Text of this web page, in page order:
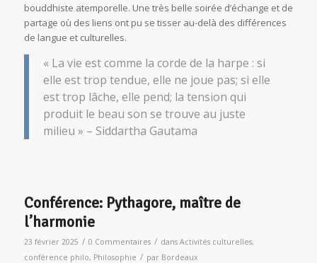
bouddhiste atemporelle. Une très belle soirée d’échange et de
partage où des liens ont pu se tisser au-delà des différences
de langue et culturelles.
« La vie est comme la corde de la harpe : si
elle est trop tendue, elle ne joue pas; si elle
est trop lâche, elle pend; la tension qui
produit le beau son se trouve au juste
milieu » – Siddartha Gautama
Conférence: Pythagore, maître de
l’harmonie
23 février 2025 / 0 Commentaires / dans Activités culturelles,
conférence philo, Philosophie / par Bordeaux